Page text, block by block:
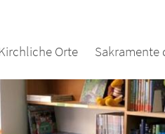
Orte Sakramente